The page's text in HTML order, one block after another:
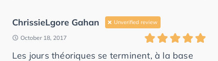
ChrissieLgore Gahan Unverified review
October 18, 2017
Les jours théoriques se terminent, à la base